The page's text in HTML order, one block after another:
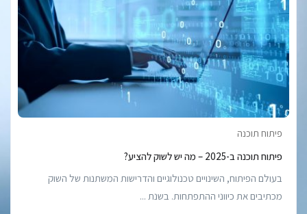
פיתוח תוכנה
פיתוח תוכנה ב-2025 – מה יש לשוק להציע?
בעולם הפיתוח, השינויים טכנולוגיים והדרישות המשתנות של השוק
מכתיבים את כיווני ההתפתחות. בשנת ...